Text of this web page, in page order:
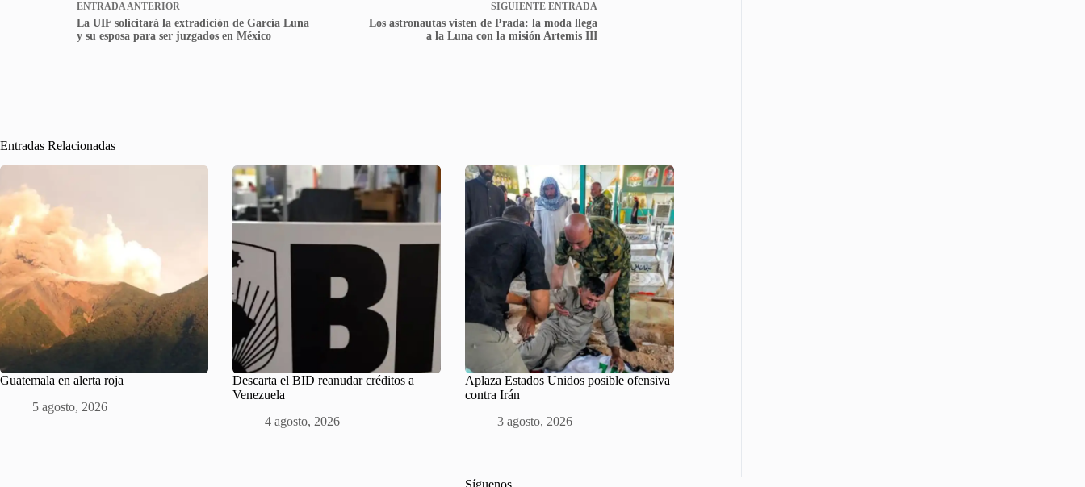
ENTRADAANTERIOR
La UIF solicitará la extradición de García Luna
y su esposa para ser juzgados en México
SIGUIENTE ENTRADA
Los astronautas visten de Prada: la moda llega
a la Luna con la misión Artemis III
Entradas Relacionadas
Guatemala en alerta roja
5 agosto, 2026
Descarta el BID reanudar créditos a
Venezuela
4 agosto, 2026
Aplaza Estados Unidos posible ofensiva
contra Irán
3 agosto, 2026
Síguenos